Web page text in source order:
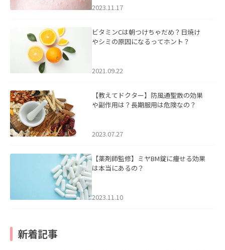
2023.11.17
ビタミンCは朝つけちゃだめ？日焼け
やシミの原因になるってホント？
2021.09.22
【教えてドクター】防風通聖散の効果
や副作用は？長期服用は危険なの？
2023.07.27
【薬剤師監修】ミヤBM錠に痩せる効果
は本当にあるの？
2023.11.10
新着記事